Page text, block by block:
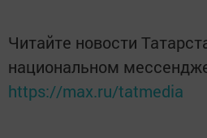
Читайте новости
национальном
https://max.ru/tatmedia